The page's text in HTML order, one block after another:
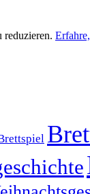
reduzieren.